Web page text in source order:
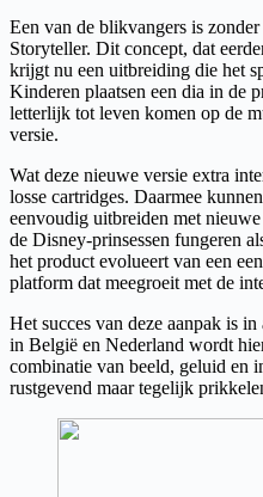
Een van de blikvangers is
Storyteller. Dit concept, dat
krijgt nu een uitbreiding die het
Kinderen plaatsen een dia in de
letterlijk tot leven komen op de
versie.
Wat deze nieuwe versie extra
losse cartridges. Daarmee
eenvoudig uitbreiden met
de Disney-prinsessen fungeren
het product evolueert van een
platform dat meegroeit met de
Het succes van deze aanpak is
in België en Nederland wordt
combinatie van beeld, geluid en
rustgevend maar tegelijk